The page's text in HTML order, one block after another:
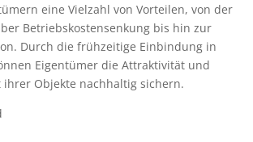
eine Vielzahl von Vorteilen, von der
Betriebskostensenkung bis hin zur
Durch die frühzeitige Einbindung in
Eigentümer die Attraktivität und
Objekte nachhaltig sichern.